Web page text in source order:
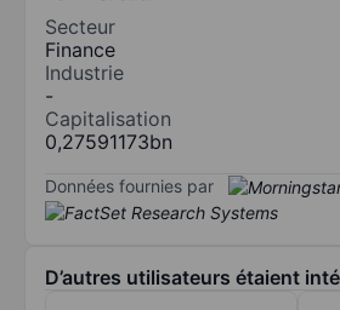
Secteur
Finance
Industrie
-
Capitalisation
0,27591173bn
Données fournies par
D’autres utilisateurs étaient